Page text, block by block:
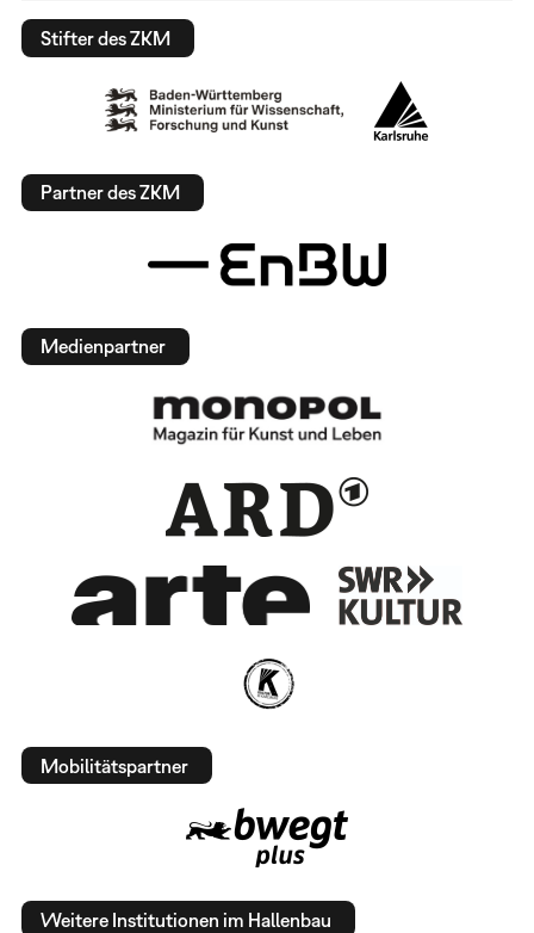
Stifter des ZKM
Partner des ZKM
Medienpartner
Mobilitätspartner
Weitere Institutionen im Hallenbau